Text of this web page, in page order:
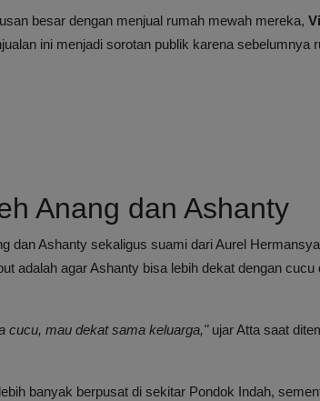
besar dengan menjual rumah mewah mereka,
ini menjadi sorotan publik karena sebelumnya
Anang dan Ashanty
dan Ashanty sekaligus suami dari Aurel
adalah agar Ashanty bisa lebih dekat dengan cucu
cucu, mau dekat sama keluarga,"ujar Atta saat
banyak berpusat di sekitar Pondok Indah,